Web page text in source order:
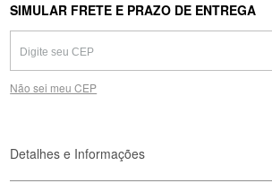
SIMULAR FRETE E PRAZO DE ENTREGA
Não sei meu CEP
Detalhes e Informações